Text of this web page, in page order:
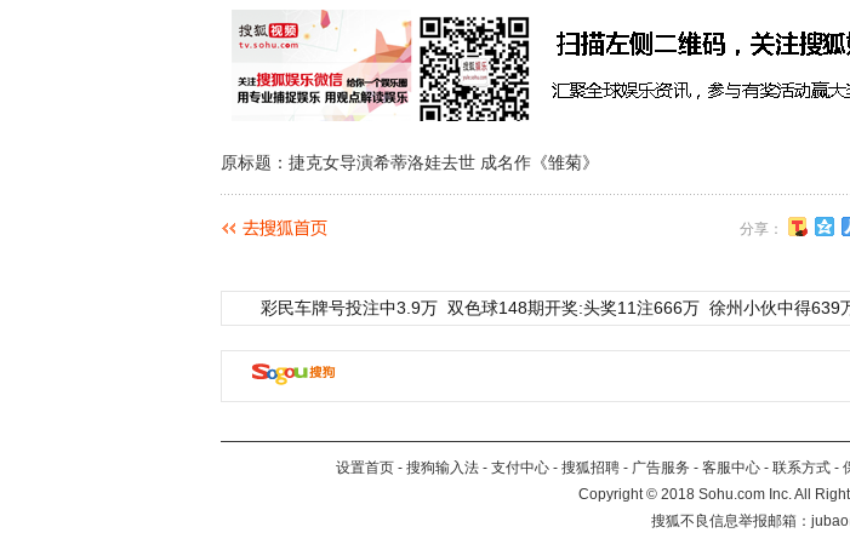
原标题：捷克女导演希蒂洛娃去世 成名作《雏菊》
分享：
彩民车牌号投注中3.9万 双色球148期开奖:头奖11注666万 徐州小伙中得639
设置首页 - 搜狗输入法 - 支付中心 - 搜狐招聘 - 广告服务 - 客服中心 - 联系方式 -
Copyright©2018 Sohu.com Inc. All
搜狐不良信息举报邮箱：